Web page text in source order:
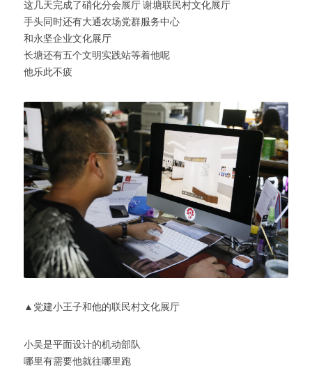
这几天完成了硝化分会展厅 谢塘联民村文化展厅
手头同时还有大通农场党群服务中心
和永坚企业文化展厅
长塘还有五个文明实践站等着他呢
他乐此不疲
▲党建小王子和他的联民村文化展厅
小吴是平面设计的机动部队
哪里有需要他就往哪里跑